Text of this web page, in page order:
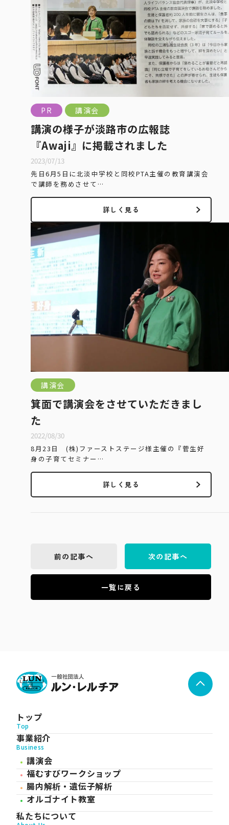
PR 講演会
講演の様子が淡路市の広報誌
『Awaji』に掲載されました
2023/07/13
先日6月5日に北淡中学校と同校PTA主催の教育講演会
で講師を務めさせて…
詳しく見る
講演会
箕面で講演会をさせていただきまし
た
2022/08/30
8月23日 (株)ファーストステージ様主催の『菅生好
身の子育てセミナー…
詳しく見る
前の記事へ 次の記事へ
一覧に戻る
トップ
Top
事業紹介
Business
講演会
福むすびワークショップ
腸内解析・遺伝子解析
オルゴナイト教室
私たちについて